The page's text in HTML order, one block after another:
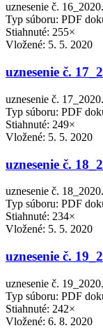
uznesenie č.
Typ súboru: PDF
Stiahnuté: 255×
Vložené: 5. 5. 2020
uznesenie č.
uznesenie č.
Typ súboru: PDF
Stiahnuté: 249×
Vložené: 5. 5. 2020
uznesenie č.
uznesenie č.
Typ súboru: PDF
Stiahnuté: 234×
Vložené: 5. 5. 2020
uznesenie č.
uznesenie č.
Typ súboru: PDF
Stiahnuté: 242×
Vložené: 6. 8. 2020